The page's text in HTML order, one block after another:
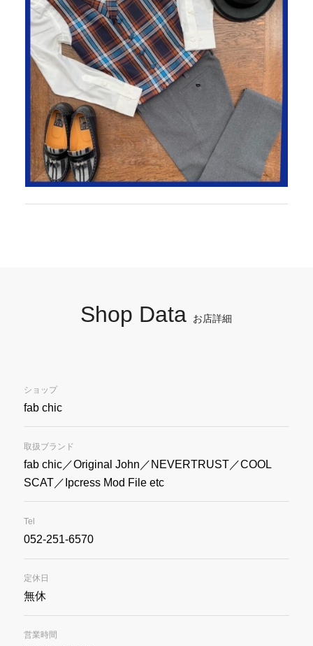
Shop Data お店詳細
ショップ
fab chic
取扱ブランド
fab chic／Original John／NEVERTRUST／COOL
SCAT／Ipcress Mod File etc
Tel
052-251-6570
定休日
無休
営業時間